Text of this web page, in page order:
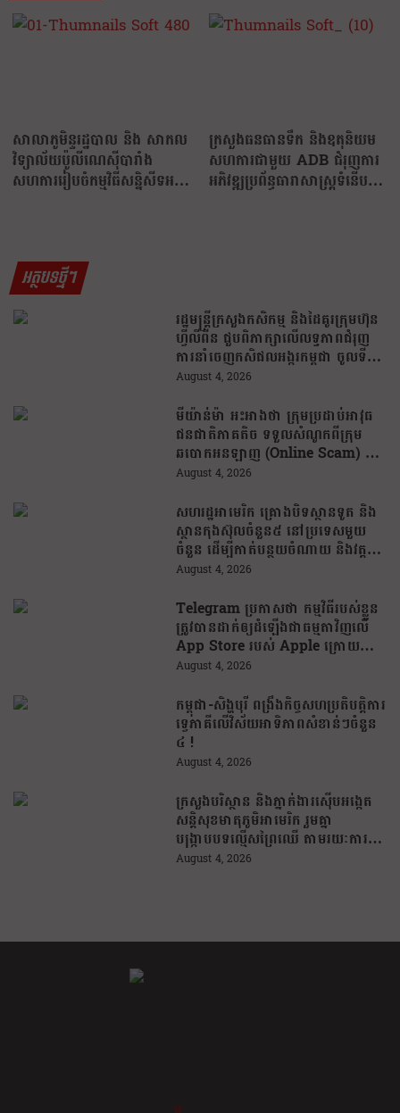
សាលាភូមិន្ទរដ្ឋបាល និង សាកល
វិទ្យាល័យប៉ូលីណេស៊ីបារាំង
សហការរៀបចំកម្មវិធីសន្និសីទអន្តរ
ក្រសួងធនធានទឹក និងឧតុនិយម
សហការជាមួយ ADB ជំរុញការ
អភិវឌ្ឍប្រព័ន្ធធារាសាស្ត្រទំនើប…
អត្ថបទថ្មីៗ
រដ្ឋមន្រ្តីក្រសួងកសិកម្ម និងដៃគូរក្រុមហ៊ុន
ហ្វីលីពីន ជួបពិភាក្សាលើលទ្ធភាពជំរុញ
ការនាំចេញកសិផលអង្ករកម្ពុជា ចូលទី
ផ្សារហ្វីលីពីន
August 4, 2026
មីយ៉ាន់ម៉ា អះអាងថា ក្រុមប្រដាប់អាវុធ
ជនជាតិភាគតិច ទទួលសំណូកពីក្រុម
ឆបោកអនឡាញ (Online Scam) ជា
ថ្នូរនឹងការជួយរត់ចូលប្រទេសថៃ!
August 4, 2026
សហរដ្ឋអាមេរិក គ្រោងបិទស្ថានទូត និង
ស្ថានកុងស៊ុលចំនួន៥ នៅប្រទេសមួយ
ចំនួន ដើម្បីកាត់បន្ថយចំណាយ និងវត្ត
មានការទូតដែលគ្មានប្រសិទ្ធភាព
August 4, 2026
Telegram ប្រកាសថា កម្មវិធីរបស់ខ្លួន
ត្រូវបានដាក់ឲ្យដំឡើងជាធម្មតាវិញលើ
App Store របស់ Apple ក្រោយបាត់
ខ្លួនដោយគ្មានការបញ្ជាក់ពីមូលហេតុ
August 4, 2026
កម្ពុជា-សិង្ហបុរី ពង្រឹងកិច្ចសហប្រតិបត្តិការ
ទ្វេភាគីលើវិស័យអាទិភាពសំខាន់ៗចំនួន
៤ !
August 4, 2026
ក្រសួងបរិស្ថាន និងភ្នាក់ងារស៊ើបអង្កេត
សន្តិសុខមាតុភូមិអាមេរិក រួមគ្នា
បង្រ្កាបបទល្មើសព្រៃឈើ តាមរយៈការប្រើ
ប្រាស់បច្ចេកវិទ្យា
August 4, 2026